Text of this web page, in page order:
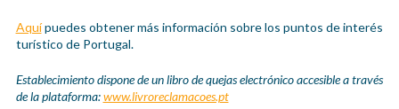
Aquípuedes obtener más información sobre los puntos de interés
turístico de Portugal.
Establecimiento dispone de un libro de quejas electrónico accesible a través
de la plataforma:www.livroreclamacoes.pt